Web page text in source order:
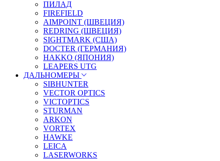
ПИЛАД
FIREFIELD
AIMPOINT (ШВЕЦИЯ)
REDRING (ШВЕЦИЯ)
SIGHTMARK (США)
DOCTER (ГЕРМАНИЯ)
HAKKO (ЯПОНИЯ)
LEAPERS UTG
ДАЛЬНОМЕРЫ
SIBHUNTER
VECTOR OPTICS
VICTOPTICS
STURMAN
ARKON
VORTEX
HAWKE
LEICA
LASERWORKS